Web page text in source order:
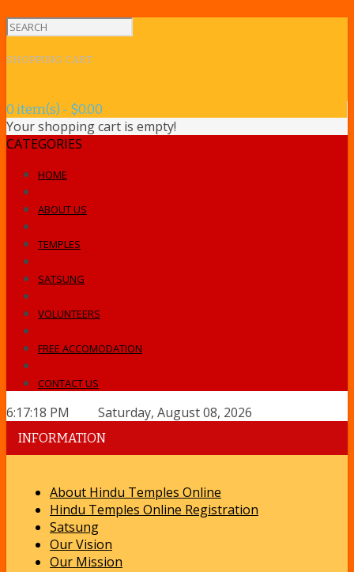
SHOPPING CART
0 item(s) - $0.00
Your shopping cart is empty!
CATEGORIES
HOME
ABOUT US
TEMPLES
SATSUNG
VOLUNTEERS
FREE ACCOMODATION
CONTACT US
6:17:18 PM Saturday, August 08, 2026
INFORMATION
About Hindu Temples Online
Hindu Temples Online Registration
Satsung
Our Vision
Our Mission